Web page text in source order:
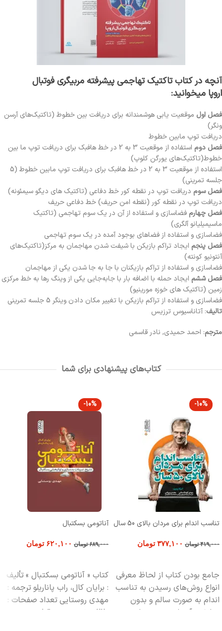
آنچه در کتابتاکتیک تهاجمی پیشرفته مربیگری فوتبال
اروپا میخوانید:
فصل اول موقعیت یابی هوشمندانه برای دریافت بین خطوط (تاکتیک‌های آرسن
ونگر)
دریافت توپ مابین خطوط
فصل دوم
استفاده از موقعیت 3 به 2 در خط هافبک برای دریافت توپ ما بین
خطوط(تاکتیک‌های یورگن کلوپ)
استفاده از موقعیت 3 به 2 در خط هافبک برای دریافت توپ مابین خطوط (5
جلسه تمرینی)
فصل سوم دریافت توپ در نقطه کور خط دفاعی (تاکتیک های دیگو سیمئونه)
دریافت توپ در نقطه کور (نقطه امن حریف) خط دفاعی حریف
فصل چهارم فضاسازی و استفاده از آن در یک سوم تهاجمی (تاکتیک
ماسیمیلیانو آلگری)
فضاسازی و استفاده از فضاهای بوجود آمده در یک سوم تهاجمی
فصل پنجم
ایجاد تراکم بازیکن با شیفت شدن مهاجمان به مرکز(تاکتیک‎‌های
آنتونیو کونته)
فضاسازی و استفاده از تراکم بازیکنان با جا به جا شدن یکی از مهاجمان
فصل ششم ایجاد حمله با اضافه بار با جابه‌جایی یکی از وینگ رها به خط مرکزی
زمین (تاکتیک های خوزه مورینیو)
فضاسازی و استفاده از تراکم بازیکن با تغییر مکان دادن وینگر 5 جلسه تمرینی
تالیف: آتاناسیوس ترزیس
مترجم: احمد حمیدی, نادر قاسمی
کتاب‌های پیشنهادی برای شما
-10%
تناسب اندام برای مردان بالای 50 سال
۴۱۹,۰۰۰ تومان ۳۷۷,۱۰۰ تومان
جامع بودن کتاب از لحاظ معرفي
انواع روش‌هاي رسيدن به تناسب
اندام به صورت سالم و بدون
عوارض، آن را به منبع مناسبي
-10%
آناتومی بسکتبال
۶۸۹,۰۰۰ تومان ۶۲۰,۱۰۰ تومان
کتاب « آناتومی بسکتبال »تألیف
: برایان کال، راب پاناریلوترجمه :
مهدی روستایی تعداد صفحات :
220 صفحه مصور
قطع : وزیری